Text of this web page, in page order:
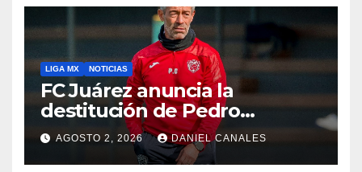
LIGA MX NOTICIAS
FC Juárez anuncia la
destitución de Pedro
Caixinha
AGOSTO 2, 2026 DANIEL CANALES